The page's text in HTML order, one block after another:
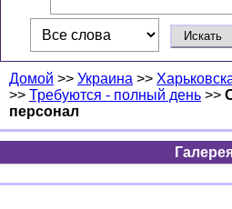
Домой >> Украина >>
>> Требуются - полный день >>
персонал